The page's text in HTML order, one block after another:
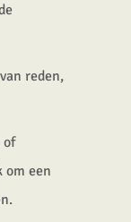
reden,
of
om een